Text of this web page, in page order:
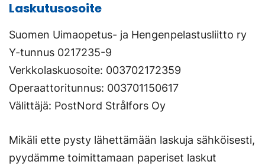
Laskutusosoite
Suomen Uimaopetus- ja Hengenpelastusliitto ry
Y-tunnus 0217235-9
Verkkolaskuosoite: 003702172359
Operaattoritunnus: 003701150617
Välittäjä: PostNord Strålfors Oy
Mikäli ette pysty lähettämään laskuja sähköisesti,
pyydämme toimittamaan paperiset laskut